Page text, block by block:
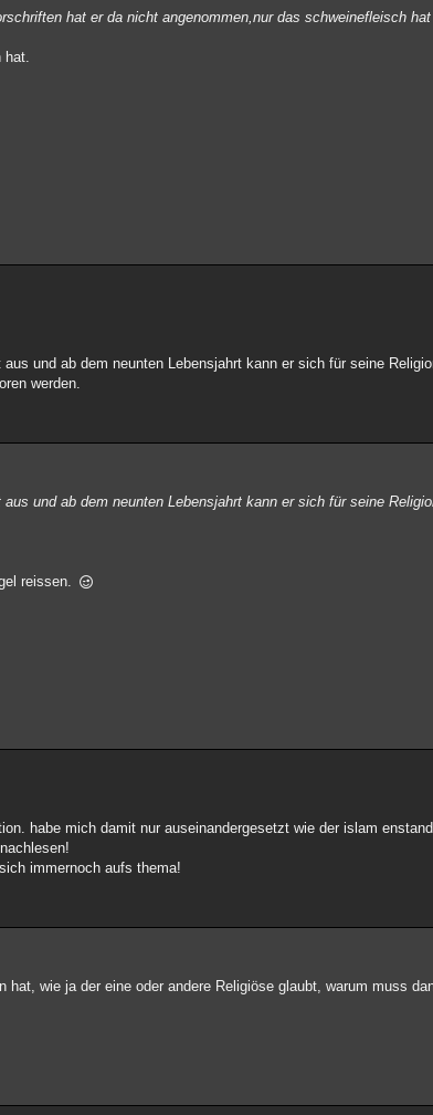
hat er da nicht angenommen,nur das schweinefleisch
hat.
und ab dem neunten Lebensjahrt kann er sich für seine
werden.
und ab dem neunten Lebensjahrt kann er sich für seine
reissen.
habe mich damit nur auseinandergesetzt wie der islam
immernoch aufs thema!
wie ja der eine oder andere Religiöse glaubt, warum muss